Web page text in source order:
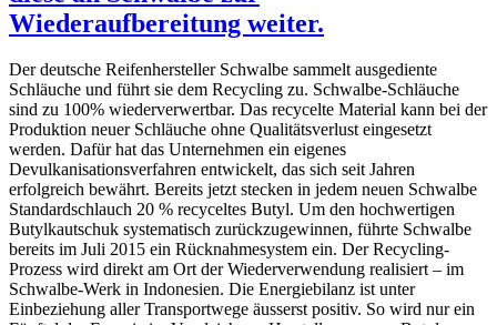
Wiederaufbereitung weiter.
Der deutsche Reifenhersteller Schwalbe sammelt ausgediente
Schläuche und führt sie dem Recycling zu. Schwalbe-Schläuche
sind zu 100% wiederverwertbar. Das recycelte Material kann bei der
Produktion neuer Schläuche ohne Qualitätsverlust eingesetzt
werden. Dafür hat das Unternehmen ein eigenes
Devulkanisationsverfahren entwickelt, das sich seit Jahren
erfolgreich bewährt. Bereits jetzt stecken in jedem neuen Schwalbe
Standardschlauch 20 % recyceltes Butyl. Um den hochwertigen
Butylkautschuk systematisch zurückzugewinnen, führte Schwalbe
bereits im Juli 2015 ein Rücknahmesystem ein. Der Recycling-
Prozess wird direkt am Ort der Wiederverwendung realisiert – im
Schwalbe-Werk in Indonesien. Die Energiebilanz ist unter
Einbeziehung aller Transportwege äusserst positiv. So wird nur ein